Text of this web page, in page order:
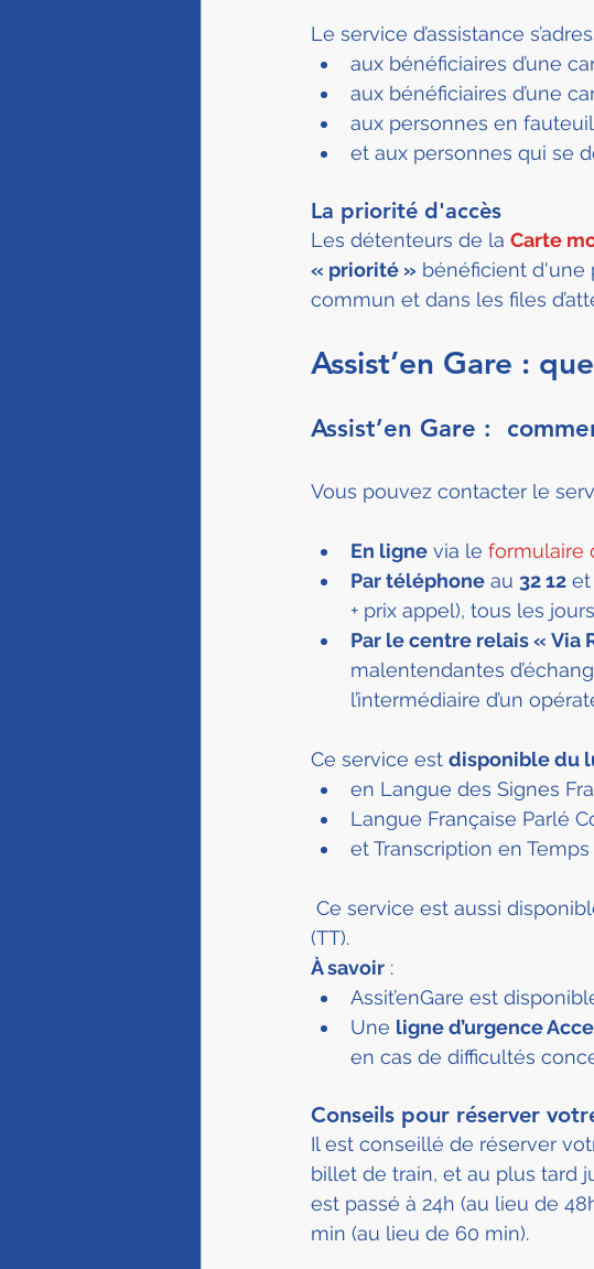
Le service d’assistance
aux bénéficiaires d’une
aux bénéficiaires d’une
aux personnes en fauteuil
et aux personnes qui se
La priorité d'accès
Les détenteurs de la Carte
« priorité » bénéficient d'une
commun et dans les files
Assist’en Gare :
Assist’en Gare :
Vous pouvez contacter le
En ligne via le formulaire
Par téléphone au 32 12 et
+ prix appel), tous les
Par le centre relais « Via
malentendantes
l’intermédiaire d’un
Ce service est disponible du
en Langue des Signes
Langue Française Parlé
et Transcription en
Ce service est aussi
(TT).
À savoir :
Assit’enGare est
Une ligne d’urgence
en cas de difficultés
Conseils pour réserver
Il est conseillé de réserver
billet de train, et au plus tard
est passé à 24h (au lieu de
min (au lieu de 60 min).